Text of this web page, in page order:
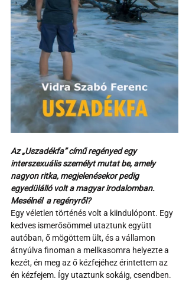
Az „Uszadékfa” című regényed egy
interszexuális személyt mutat be, amely
nagyon ritka, megjelenésekor pedig
egyedülálló volt a magyar irodalomban.
Mesélnél  a regényről?
Egy véletlen történés volt a kiindulópont. Egy
kedves ismerősömmel utaztunk együtt
autóban, ő mögöttem ült, és a vállamon
átnyúlva finoman a mellkasomra helyezte a
kezét, én meg az ő kézfejéhez érintettem az
én kézfejem. Így utaztunk sokáig, csendben.